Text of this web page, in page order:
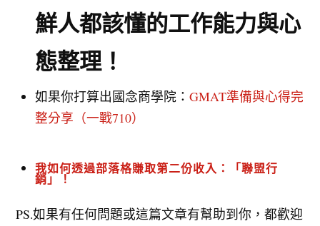
鮮人都該懂的工作能力與心
態整理！
如果你打算出國念商學院：GMAT準備與心得完
整分享（一戰710）
我如何透過部落格賺取第二份收入：「聯盟行
銷」！
PS.如果有任何問題或這篇文章有幫助到你，都歡迎